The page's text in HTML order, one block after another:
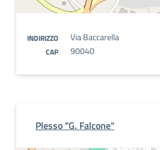
INDIRIZZO Via Baccarella
CAP 90040
Plesso "G. Falcone"